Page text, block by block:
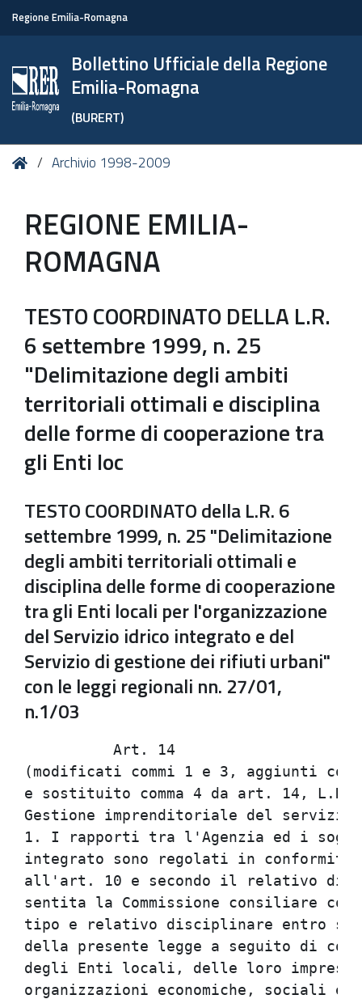
Regione Emilia-Romagna
Bollettino Ufficiale della Regione
Emilia-Romagna
(BURERT)
Tu HomeArchivio 1998-2009
REGIONE EMILIA-
ROMAGNA
TESTO COORDINATO DELLA L.R.
6 settembre 1999, n. 25
"Delimitazione degli ambiti
territoriali ottimali e disciplina
delle forme di cooperazione tra
gli Enti loc
TESTO COORDINATO della L.R. 6
settembre 1999, n. 25 "Delimitazione
degli ambiti territoriali ottimali e
disciplina delle forme di cooperazione
tra gli Enti locali per l'organizzazione
del Servizio idrico integrato e del
Servizio di gestione dei rifiuti urbani"
con le leggi regionali nn. 27/01,
n.1/03
(modificati commi 1 e 3,
e sostituito comma 4 da
Gestione
1. I rapporti tra l'Agenzia ed i
integrato sono regolati in
all'art. 10 e secondo il
sentita la Commissione
tipo e relativo disciplinare
della presente legge a seguito
degli Enti locali, delle loro
organizzazioni economiche,